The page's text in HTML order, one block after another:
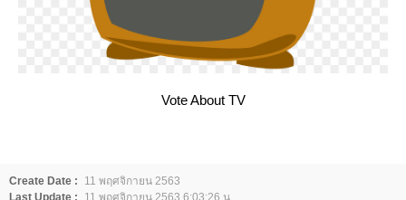
Vote About TV
Create Date :
11 พฤศจิกายน 2563
Last Update :
11 พฤศจิกายน 2563 6:03:26 น.